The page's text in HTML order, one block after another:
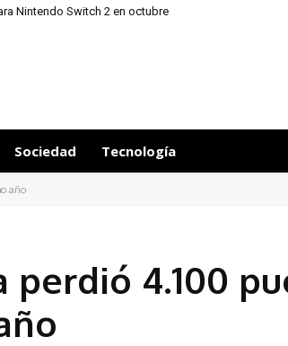
Nintendo Switch 2 en octubre
Sociedad Tecnología
año
4.100